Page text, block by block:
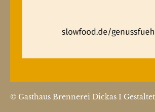
© Gasthaus Brennerei Dickas I